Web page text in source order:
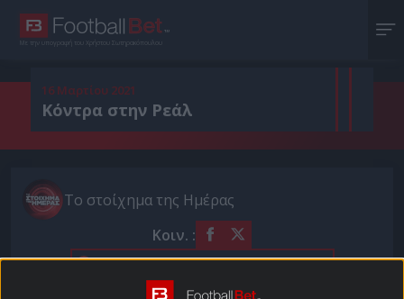
Με την υπογραφή του Χρήστου Σωτηρακόπουλου
16 Μαρτίου 2021
Κόντρα στην Ρεάλ
Το στοίχημα της Ημέρας
Κοιν. :
Πρόσθεσε το Footballbet.gr στην Google